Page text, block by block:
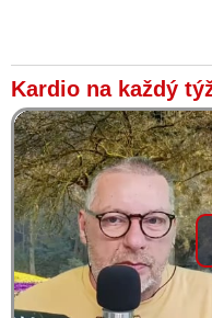
Kardio na každý